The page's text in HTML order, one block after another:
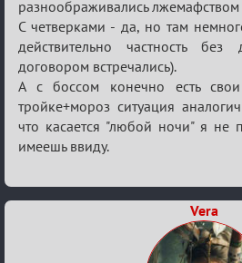
разноображивались
С четверками - да, но там
действительно частность
договором встречались).
А с боссом конечно есть
тройке+мороз ситуация
что касается "любой ночи" я не
имеешь ввиду.
Vera